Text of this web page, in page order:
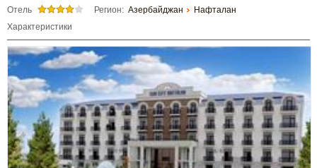
Горнолыжные курорты
Шахдаг (Кусары)
TUFAN (Габала)
Отдых на Каспийском море
в Азербайджане
Баку, Абшерон
Набрань
Отель Регион: Азербайджан
Нафталан
Характеристики